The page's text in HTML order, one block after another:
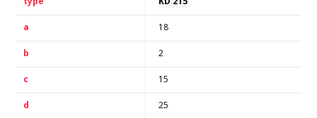
18
2
15
25